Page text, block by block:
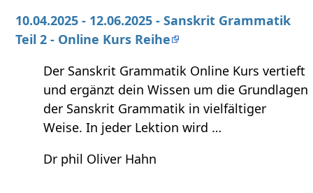
10.04.2025 - 12.06.2025 - Sanskrit Grammatik
Teil 2 - Online Kurs Reihe
Der Sanskrit Grammatik Online Kurs vertieft
und ergänzt dein Wissen um die Grundlagen
der Sanskrit Grammatik in vielfältiger
Weise. In jeder Lektion wird …
Dr phil Oliver Hahn